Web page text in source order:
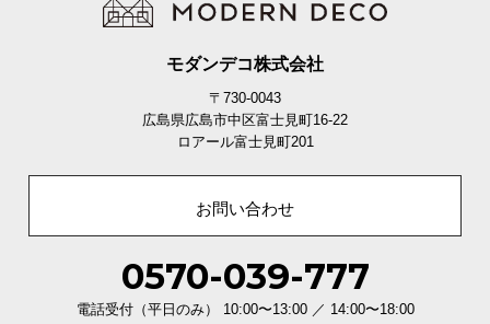
モダンデコ株式会社
〒730-0043
広島県広島市中区富士見町16-22
ロアール富士見町201
お問い合わせ
0570-039-777
電話受付（平日のみ） 10:00〜13:00 ／ 14:00〜18:00